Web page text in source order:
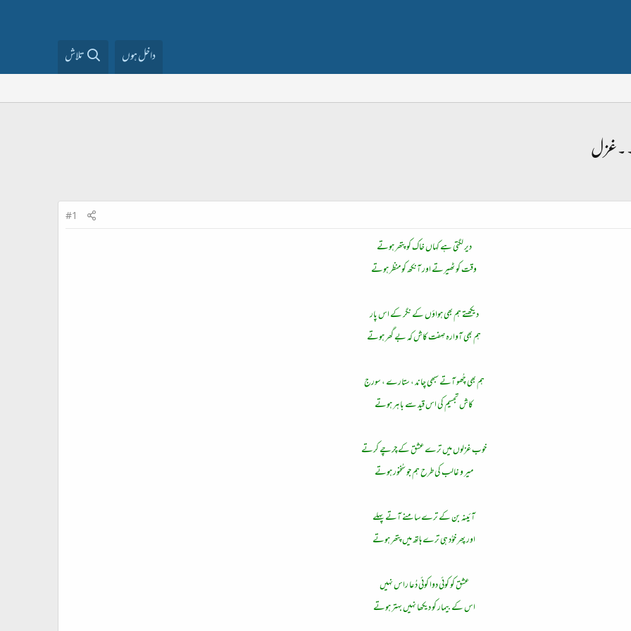
داخل ہوں تلاش
#1
دیر لگتی ہے کہاں خاک کو پتھر ہوتے
وقت کو ٹھیرتے اور آنکھ کو منظر ہوتے
دیکھتے ہم بھی ہواؤں کے نگر کے اس پار
ہم بھی آوارہ صِفت کاش کہ بے گھر ہوتے
ہم بھی چُھو آتے سبھی چاند ، ستارے ، سورج
کاش تجسیم کی اس قید سے باہر ہوتے
خوب غزلوں میں ترے عشق کے چرچے کرتے
میر و غالب کی طرح ہم جو سُخنور ہوتے
آئینہ بن کے ترے سامنے آتے پہلے
اور پھِر خوُد ہی ترے ہاتھ میں پتھر ہوتے
عشق کو کوئی دوا کوئی دُعا راس نہیں
اس کے بیمار کو دیکھا نہیں بہتر ہوتے